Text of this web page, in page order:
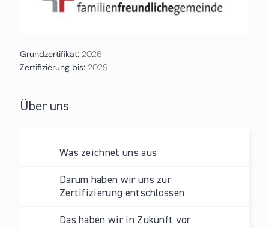
Grundzertifikat: 2026
Zertifizierung bis: 2029
Über uns
Was zeichnet uns aus
Darum haben wir uns zur
Zertifizierung entschlossen
Das haben wir in Zukunft vor